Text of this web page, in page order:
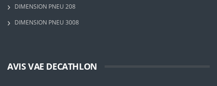
DIMENSION PNEU 208
DIMENSION PNEU 3008
AVIS VAE DECATHLON